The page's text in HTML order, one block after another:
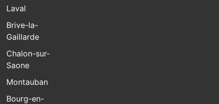
Laval
Brive-la-
Gaillarde
Chalon-sur-
Saone
Montauban
Bourg-en-